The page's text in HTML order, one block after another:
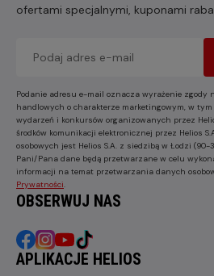
ofertami specjalnymi, kuponami
Podanie adresu e-mail oznacza wyrażenie
handlowych o charakterze marketingowym, w
wydarzeń i konkursów organizowanych przez
środków komunikacji elektronicznej przez Helios
osobowych jest Helios S.A. z siedzibą w Łodzi
Pani/Pana dane będą przetwarzane w celu
informacji na temat przetwarzania danych
Prywatności
OBSERWUJ NAS
APLIKACJE HELIOS